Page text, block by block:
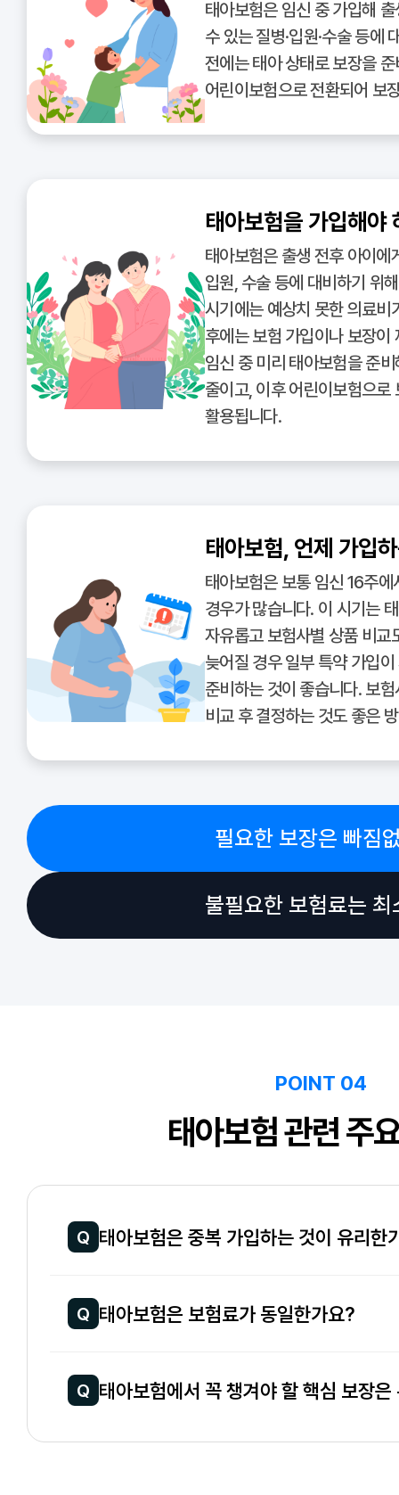
태아보험은 임신 중 가입해
수 있는 질병·입원·수술 등에
전에는 태아 상태로 보장을
어린이보험으로 전환되어 보
태아보험을 가입해야
태아보험은 출생 전후 아이에
입원, 수술 등에 대비하기 위
시기에는 예상치 못한 의료비
후에는 보험 가입이나 보장이
임신 중 미리 태아보험을 준
줄이고, 이후 어린이보험으로
활용됩니다.
태아보험, 언제 가입
태아보험은 보통 임신 16주
경우가 많습니다. 이 시기는
자유롭고 보험사별 상품 비교
늦어질 경우 일부 특약 가입
준비하는 것이 좋습니다. 보
비교 후 결정하는 것도 좋은
필요한 보장은 빠짐
불필요한 보험료는 최
POINT 04
태아보험 관련 주
Q 태아보험은 중복 가입하는 것이 유리한
Q 태아보험은 보험료가 동일한가요?
Q 태아보험에서 꼭 챙겨야 할 핵심 보장